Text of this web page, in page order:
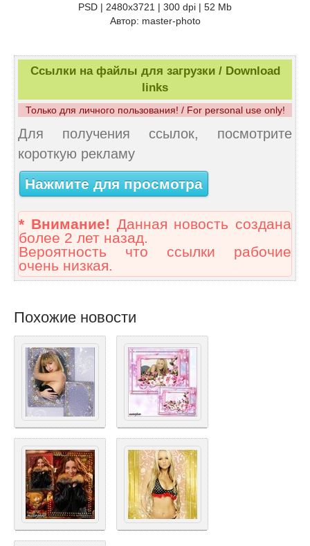
PSD | 2480x3721 | 300 dpi | 52 Mb
Автор: master-photo
Ссылки на файлы для загрузки / Download
links
Только для личного пользования! / For personal use only!
Для получения ссылок, посмотрите
короткую рекламу
Нажмите для просмотра
* Внимание! Данная новость создана
более 2 лет назад.
Вероятность что ссылки рабочие
очень низкая.
Похожие новости